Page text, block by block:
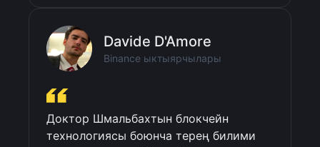
Davide D'Amore
Binance ыктыярчылары
Доктор Шмальбахтын блокчейн
технологиясы боюнча терең билими